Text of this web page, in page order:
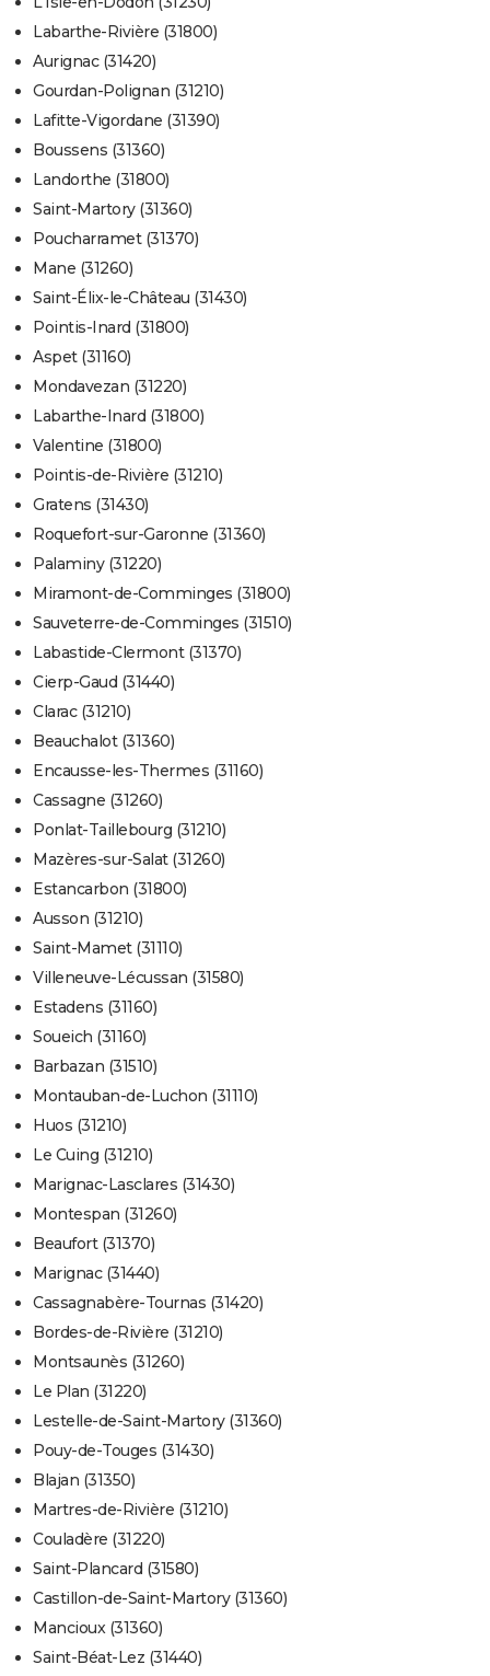
Labarthe-Rivière (31800)
Aurignac (31420)
Gourdan-Polignan (31210)
Lafitte-Vigordane (31390)
Boussens (31360)
Landorthe (31800)
Saint-Martory (31360)
Poucharramet (31370)
Mane (31260)
Saint-Élix-le-Château (31430)
Pointis-Inard (31800)
Aspet (31160)
Mondavezan (31220)
Labarthe-Inard (31800)
Valentine (31800)
Pointis-de-Rivière (31210)
Gratens (31430)
Roquefort-sur-Garonne (31360)
Palaminy (31220)
Miramont-de-Comminges (31800)
Sauveterre-de-Comminges (31510)
Labastide-Clermont (31370)
Cierp-Gaud (31440)
Clarac (31210)
Beauchalot (31360)
Encausse-les-Thermes (31160)
Cassagne (31260)
Ponlat-Taillebourg (31210)
Mazères-sur-Salat (31260)
Estancarbon (31800)
Ausson (31210)
Saint-Mamet (31110)
Villeneuve-Lécussan (31580)
Estadens (31160)
Soueich (31160)
Barbazan (31510)
Montauban-de-Luchon (31110)
Huos (31210)
Le Cuing (31210)
Marignac-Lasclares (31430)
Montespan (31260)
Beaufort (31370)
Marignac (31440)
Cassagnabère-Tournas (31420)
Bordes-de-Rivière (31210)
Montsaunès (31260)
Le Plan (31220)
Lestelle-de-Saint-Martory (31360)
Pouy-de-Touges (31430)
Blajan (31350)
Martres-de-Rivière (31210)
Couladère (31220)
Saint-Plancard (31580)
Castillon-de-Saint-Martory (31360)
Mancioux (31360)
Saint-Béat-Lez (31440)